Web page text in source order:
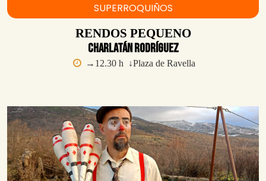
SUPERROQUIÑOS
RENDOS PEQUENO
Charlatán Rodríguez
→12.30 h ↓Plaza de Ravella